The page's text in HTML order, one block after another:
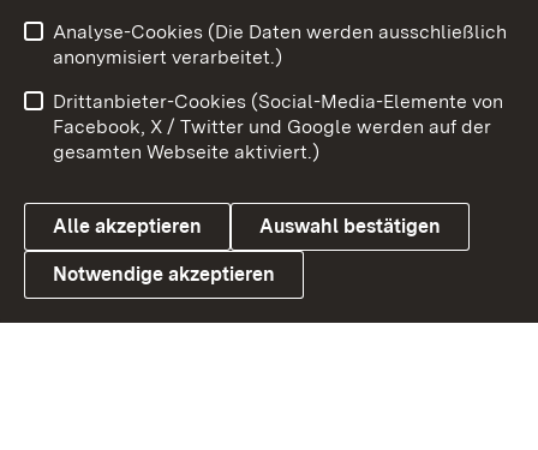
Link zum Landesportal
Benutzungshinweise
Barrierefreiheit
Datenschutz
Cookies
Analyse-Cookies (Die Daten werden ausschließlich
anonymisiert verarbeitet.)
Drittanbieter-Cookies (Social-Media-Elemente von
Facebook, X / Twitter und Google werden auf der
gesamten Webseite aktiviert.)
Alle akzeptieren Auswahl bestätigen
Notwendige akzeptieren